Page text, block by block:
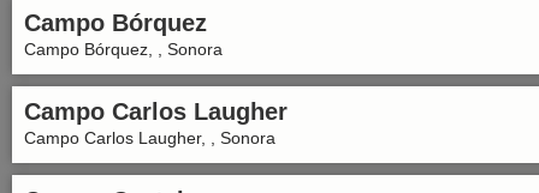
Campo Bórquez
Campo Bórquez, , Sonora
Campo Carlos Laugher
Campo Carlos Laugher, , Sonora